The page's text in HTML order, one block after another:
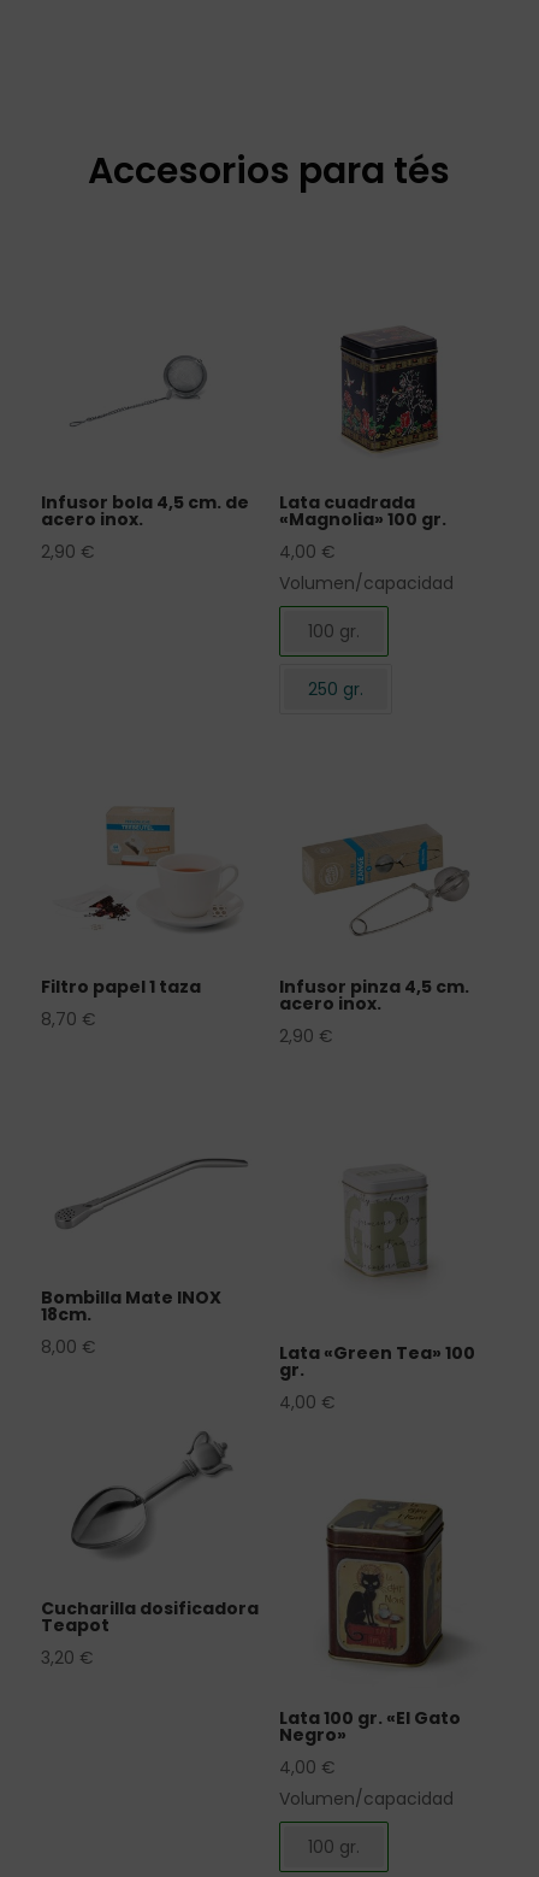
Accesorios para tés
Infusor bola 4,5 cm. de
acero inox.
2,90 €
Lata cuadrada
«Magnolia» 100 gr.
4,00 €
Volumen/capacidad
100 gr.
250 gr.
Filtro papel 1 taza
8,70 €
Infusor pinza 4,5 cm.
acero inox.
2,90 €
Bombilla Mate INOX
18cm.
8,00 € Lata «Green Tea» 100
gr.
4,00 €
Cucharilla dosificadora
Teapot
3,20 €
Lata 100 gr. «El Gato
Negro»
4,00 €
Volumen/capacidad
100 gr.